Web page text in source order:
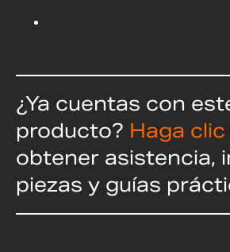
¿Ya cuentas con
producto? Haga
obtener asistencia,
piezas y guías